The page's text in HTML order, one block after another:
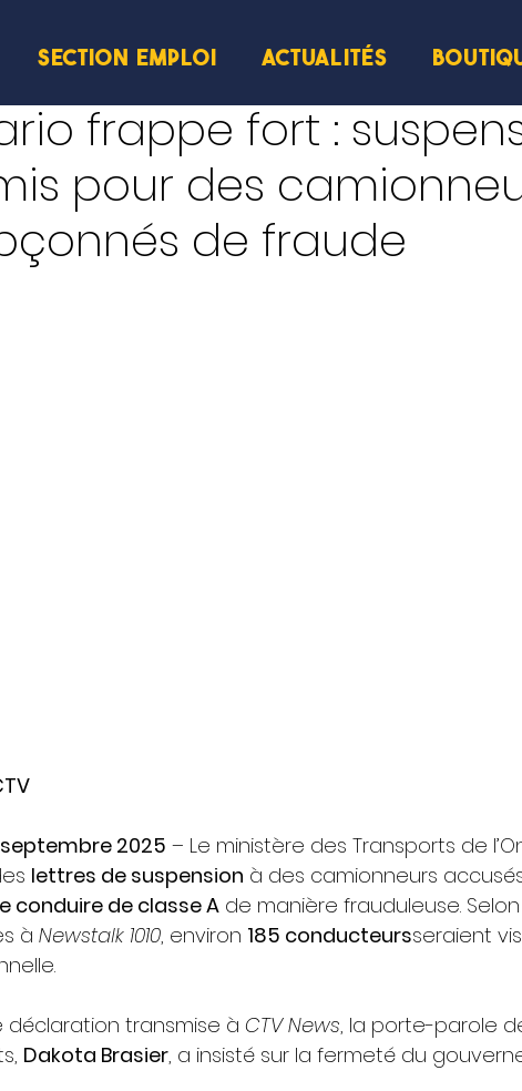
SECTION EMPLOI ACTUALITÉS
frappe fort :
pour des
de fraude
2025 – Le ministère des Transports de
lettres de suspension à des camionneurs
conduire de classe A de manière frauduleuse.
à Newstalk 1010, environ 185 conducteursseraient
déclaration transmise à CTV News, la porte-parole
Dakota Brasier, a insisté sur la fermeté du